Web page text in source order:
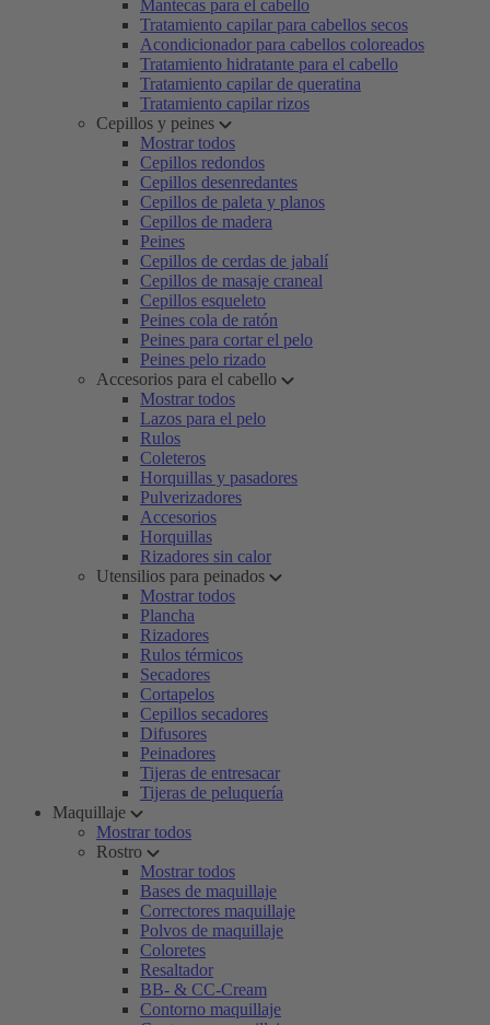
Mantecas para el cabello
Tratamiento capilar para cabellos secos
Acondicionador para cabellos coloreados
Tratamiento hidratante para el cabello
Tratamiento capilar de queratina
Tratamiento capilar rizos
Cepillos y peines
Mostrar todos
Cepillos redondos
Cepillos desenredantes
Cepillos de paleta y planos
Cepillos de madera
Peines
Cepillos de cerdas de jabalí
Cepillos de masaje craneal
Cepillos esqueleto
Peines cola de ratón
Peines para cortar el pelo
Peines pelo rizado
Accesorios para el cabello
Mostrar todos
Lazos para el pelo
Rulos
Coleteros
Horquillas y pasadores
Pulverizadores
Accesorios
Horquillas
Rizadores sin calor
Utensilios para peinados
Mostrar todos
Plancha
Rizadores
Rulos térmicos
Secadores
Cortapelos
Cepillos secadores
Difusores
Peinadores
Tijeras de entresacar
Tijeras de peluquería
Maquillaje
Mostrar todos
Rostro
Mostrar todos
Bases de maquillaje
Correctores maquillaje
Polvos de maquillaje
Coloretes
Resaltador
BB- & CC-Cream
Contorno maquillaje